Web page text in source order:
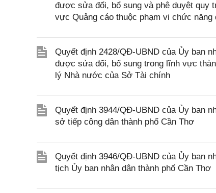
được sửa đổi, bổ sung và phê duyệt quy
vực Quảng cáo thuộc phạm vi chức
Quyết định 2428/QĐ-UBND của Ủy ban
được sửa đổi, bổ sung trong lĩnh vực
lý Nhà nước của Sở Tài chính
Quyết định 3944/QĐ-UBND của Ủy ban
sở tiếp công dân thành phố Cần Thơ
Quyết định 3946/QĐ-UBND của Ủy ban
tịch Ủy ban nhân dân thành phố Cần Thơ